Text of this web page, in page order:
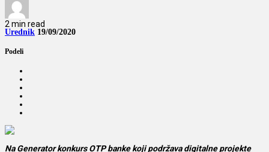
2 min read
Urednik 19/09/2020
Podeli
Na Generator konkurs OTP banke koji podržava digitalne projekte